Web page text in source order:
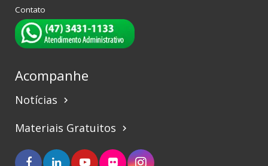
Contato
Acompanhe
Notícias keyboard_arrow_right
Materiais Gratuitos keyboard_arrow_right